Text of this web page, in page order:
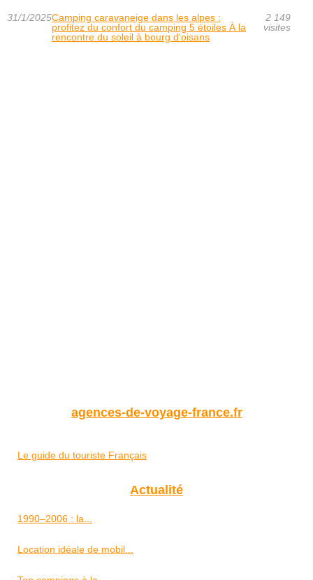
31/1/2025Camping caravaneige dans les alpes :
profitez du confort du camping 5 étoiles À la
rencontre du soleil à bourg d'oisans
2 149
visites
agences-de-voyage-france.fr
Le guide du touriste Français
Actualité
1990–2006 : la...
Location idéale de mobil...